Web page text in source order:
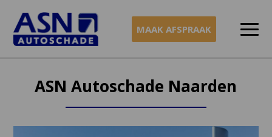
MAAK AFSPRAAK
ASN Autoschade Naarden